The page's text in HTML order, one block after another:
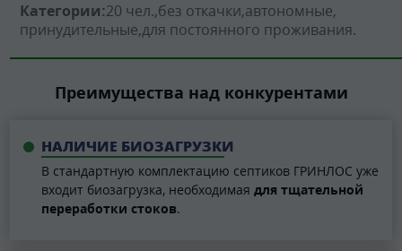
Категории:20 чел. без откачки автономные
принудительные для постоянного проживания
Преимущества над конкурентами
НАЛИЧИЕ БИОЗАГРУЗКИ
В стандартную комплектацию септиков ГРИНЛОС уже
входит биозагрузка, необходимая для тщательной
переработки стоков.